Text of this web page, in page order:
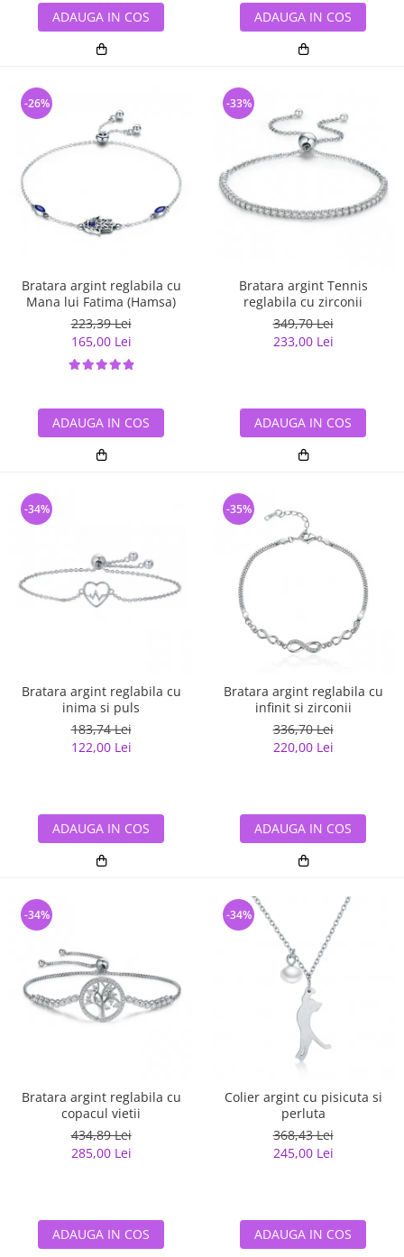
ADAUGA IN COS ADAUGA IN COS
Bratara argint reglabila cu
Mana lui Fatima (Hamsa)
223,39 Lei
165,00 Lei
-26%
ADAUGA IN COS
Bratara argint Tennis
reglabila cu zirconii
349,70 Lei
233,00 Lei
-33%
ADAUGA IN COS
Bratara argint reglabila cu
inima si puls
183,74 Lei
122,00 Lei
-34%
ADAUGA IN COS
Bratara argint reglabila cu
infinit si zirconii
336,70 Lei
220,00 Lei
-35%
ADAUGA IN COS
Bratara argint reglabila cu
copacul vietii
434,89 Lei
285,00 Lei
-34%
ADAUGA IN COS
Colier argint cu pisicuta si
perluta
368,43 Lei
245,00 Lei
-34%
ADAUGA IN COS